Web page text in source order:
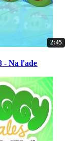
2:45
- Na ľade